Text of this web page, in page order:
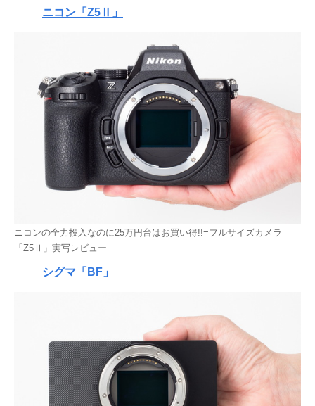
ニコン「Z5Ⅱ」
ニコンの全力投入なのに25万円台はお買い得!!=フルサイズカメラ
「Z5Ⅱ」実写レビュー
シグマ「BF」